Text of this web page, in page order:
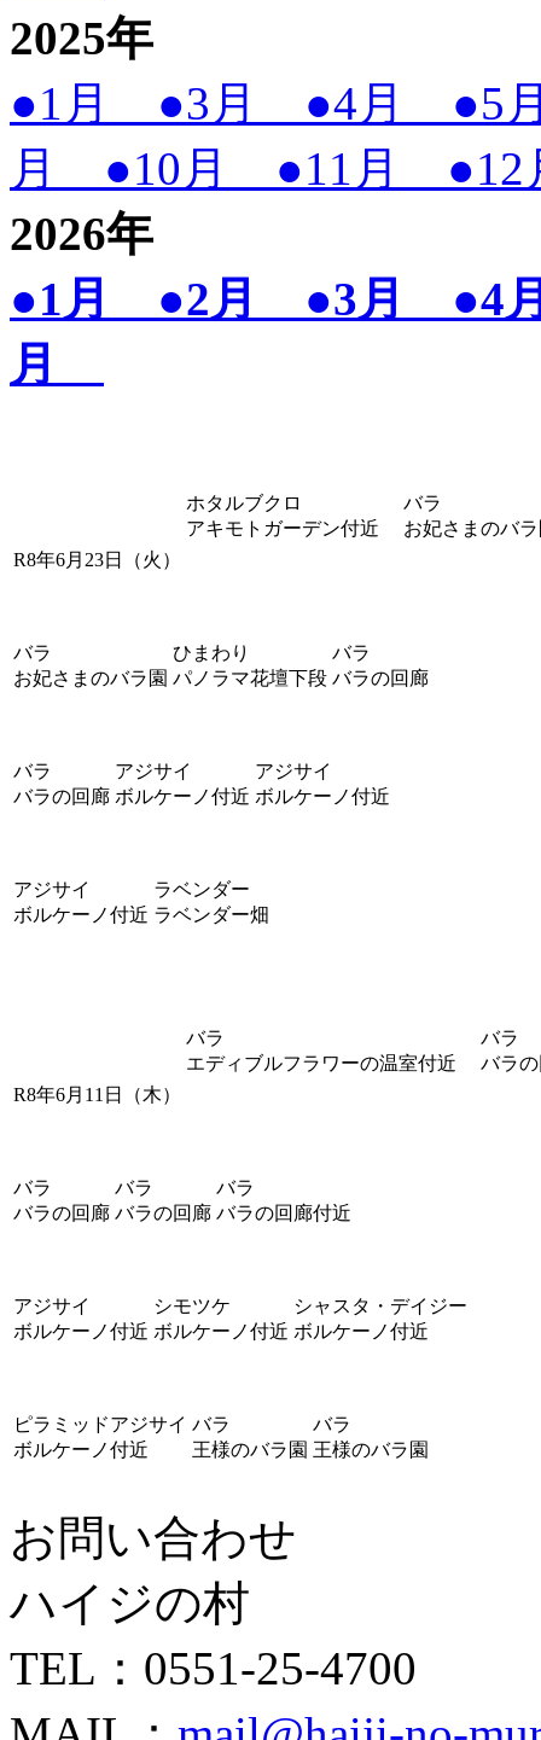
2025年
●1月 ●3月 ●4月
月 ●10月 ●11月
2026年
●1月 ●2月 ●3月
月
R8年6月23日（火）
ホタルブクロ
アキモトガーデン付近
バラ
お妃さまのバ
バラ
お妃さまのバラ園
ひまわり
パノラマ花壇下段
バラ
バラの回廊
バラ
バラの回廊
アジサイ
ボルケーノ付近
アジサイ
ボルケーノ付近
アジサイ
ボルケーノ付近
ラベンダー
ラベンダー畑
R8年6月11日（木）
バラ
エディブルフラワーの温室付近
バラ
バラ
バラ
バラの回廊
バラ
バラの回廊
バラ
バラの回廊付近
アジサイ
ボルケーノ付近
シモツケ
ボルケーノ付近
シャスタ・デイジー
ボルケーノ付近
ピラミッドアジサイ
ボルケーノ付近
バラ
王様のバラ園
バラ
王様のバラ園
お問い合わせ
ハイジの村
TEL：0551-25-4700